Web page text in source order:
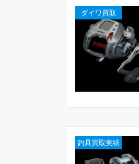
ダイワ買取
釣具買取実績